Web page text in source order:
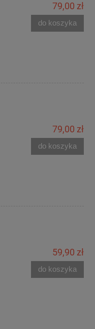
79,00 zł
do koszyka
79,00 zł
do koszyka
59,90 zł
do koszyka